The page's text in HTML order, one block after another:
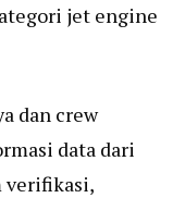
jet engine
dan crew
data dari
verifikasi,